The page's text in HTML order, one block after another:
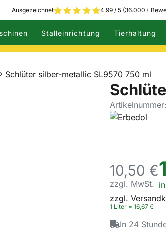
Ausgezeichnet 4.99 / 5 (36.000+
Stalleinrichtung Tierhaltung
Schlüter silber-metallic SL9570 750 ml
10,50 €
zzgl. MwSt.
zzgl.
1 Liter = 16 67 €
In 24